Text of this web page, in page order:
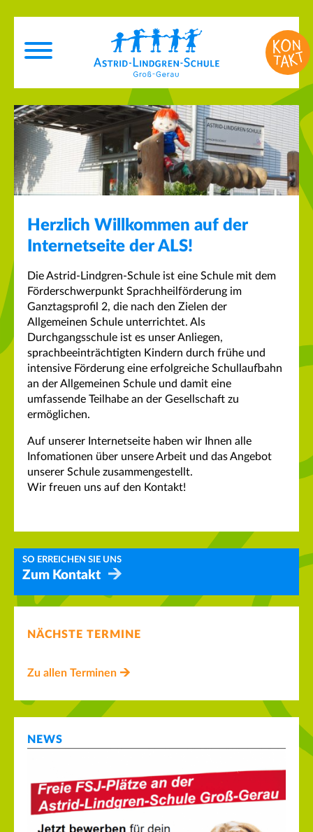
Herzlich Willkommen auf der
Internetseite der ALS!
Die Astrid-Lindgren-Schule ist eine Schule mit dem
Förderschwerpunkt Sprachheilförderung im
Ganztagsprofil 2, die nach den Zielen der
Allgemeinen Schule unterrichtet. Als
Durchgangsschule ist es unser Anliegen,
sprachbeeinträchtigten Kindern durch frühe und
intensive Förderung eine erfolgreiche Schullaufbahn
an der Allgemeinen Schule und damit eine
umfassende Teilhabe an der Gesellschaft zu
ermöglichen.
Auf unserer Internetseite haben wir Ihnen alle
Infomationen über unsere Arbeit und das Angebot
unserer Schule zusammengestellt.
Wir freuen uns auf den Kontakt!
SO ERREICHEN SIE UNS
Zum Kontakt
NÄCHSTE TERMINE
Zu allen Terminen
NEWS